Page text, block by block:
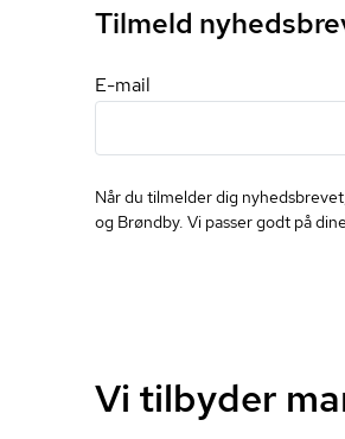
Tilmeld
E-mail
Når du tilmelder dig
og Brøndby. Vi passer godt på
Vi tilbyder